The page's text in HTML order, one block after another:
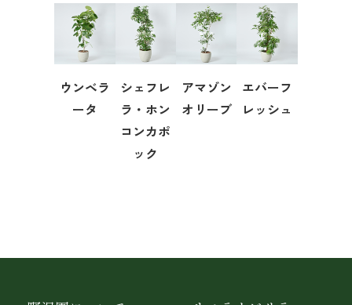
ウンベラ
ータ
シェフレ
ラ・ホン
コンカポ
ック
アマゾン
オリーブ
エバーフ
レッシュ